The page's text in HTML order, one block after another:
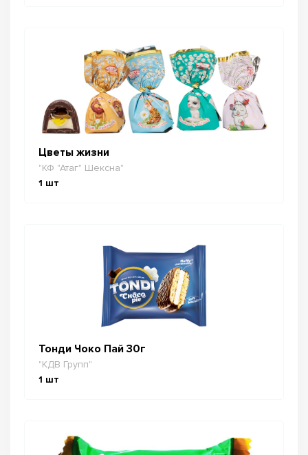
Цветы жизни
"КФ "Атаг" Шексна"
1 шт
Тонди Чоко Пай 30г
"КДВ Групп"
1 шт